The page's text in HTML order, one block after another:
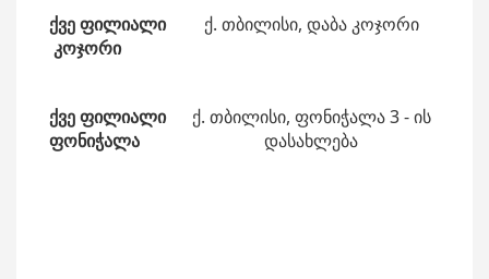
ქვე ფილიალი
კოჯორი
ქ. თბილისი, დაბა კოჯორი
ქვე ფილიალი
ფონიჭალა
ქ. თბილისი, ფონიჭალა 3 - ის
დასახლება